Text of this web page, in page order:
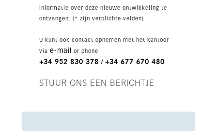
inloopkasten en directe toegang tot het
ook een eigen dressing en toegang tot het
recent gerenoveerde badkamer met vrijstaand
groot terras en het verwarmde privézwembad.
informatie over deze nieuwe ontwikkeling te
ontvangen. (* zijn verplichte velden)
U kunt ook contact opnemen met het kantoor
via e-mail or phone:
+34 952 830 378 / +34 677 670 480
STUUR ONS EEN BERICHTJE